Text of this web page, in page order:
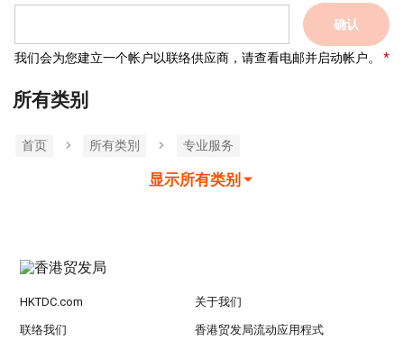
确认
我们会为您建立一个帐户以联络供应商，请查看电邮并启动帐户。
所有类别
首页 所有类別 专业服务
显示所有类别
HKTDC.com 关于我们
联络我们 香港贸发局流动应用程式